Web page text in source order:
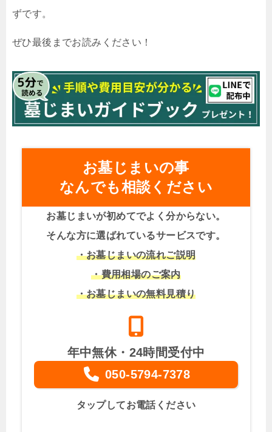
ずです。
ぜひ最後までお読みください！
お墓じまいの事
なんでも相談ください
お墓じまいが初めてでよく分からない。
そんな方に選ばれているサービスです。
・お墓じまいの流れご説明
・費用相場のご案内
・お墓じまいの無料見積り
年中無休・24時間受付中
050-5794-7378
タップしてお電話ください